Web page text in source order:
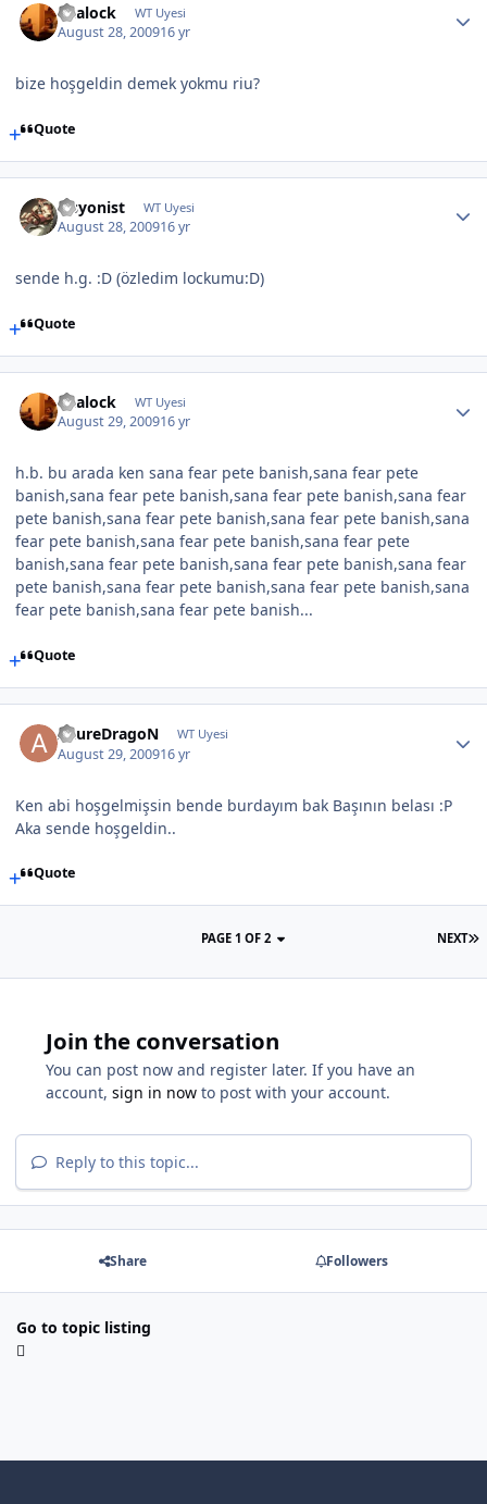
akalock WT Uyesi
August 28, 200916 yr
bize hoşgeldin demek yokmu riu?
Quote
ilisyonist WT Uyesi
August 28, 200916 yr
sende h.g. :D (özledim lockumu:D)
Quote
akalock WT Uyesi
August 29, 200916 yr
h.b. bu arada ken sana fear pete banish,sana fear pete
banish,sana fear pete banish,sana fear pete banish,sana fear
pete banish,sana fear pete banish,sana fear pete banish,sana
fear pete banish,sana fear pete banish,sana fear pete
banish,sana fear pete banish,sana fear pete banish,sana fear
pete banish,sana fear pete banish,sana fear pete banish,sana
fear pete banish,sana fear pete banish...
Quote
AzureDragoN WT Uyesi
August 29, 200916 yr
Ken abi hoşgelmişsin bende burdayım bak Başının belası :P
Aka sende hoşgeldin..
Quote
NEXT
PAGE 1 OF 2
Join the conversation
You can post now and register later. If you have an
account, sign in now to post with your account.
Reply to this topic...
Share Followers
Go to topic listing